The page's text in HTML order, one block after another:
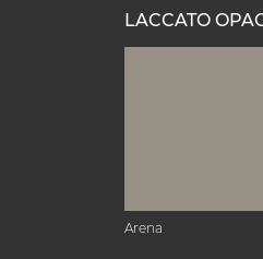
LACCATO
Arena